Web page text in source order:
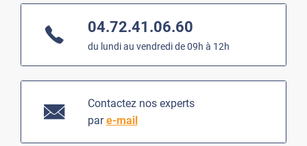
04.72.41.06.60
du lundi au vendredi de 09h à 12h
Contactez nos experts
pare-mail